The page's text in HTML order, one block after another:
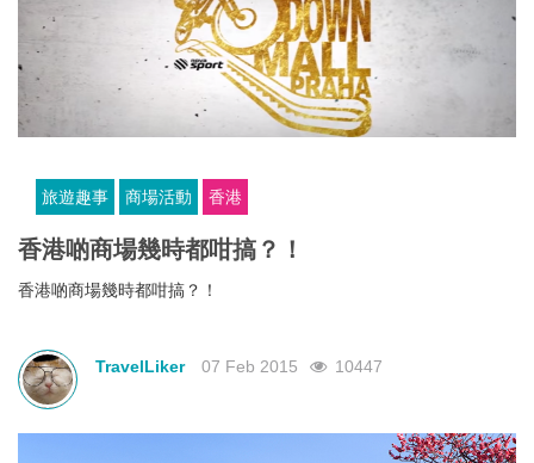
旅遊趣事 商場活動 香港
香港啲商場幾時都咁搞？！
香港啲商場幾時都咁搞？！
TravelLiker 07 Feb 2015 10447